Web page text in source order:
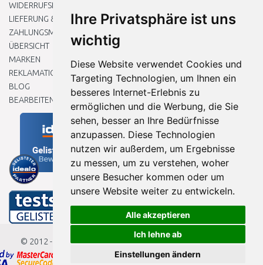
Ihre Privatsphäre ist uns
wichtig
Diese Website verwendet Cookies und
Targeting Technologien, um Ihnen ein
besseres Internet-Erlebnis zu
ermöglichen und die Werbung, die Sie
sehen, besser an Ihre Bedürfnisse
anzupassen. Diese Technologien
nutzen wir außerdem, um Ergebnisse
zu messen, um zu verstehen, woher
unsere Besucher kommen oder um
unsere Website weiter zu entwickeln.
Alle akzeptieren
Ich lehne ab
Einstellungen ändern
WIDERRUFSRECHT
LIEFERUNG & ZAHLUNG
ZAHLUNGSMETHODEN
ÜBERSICHT
MARKEN
REKLAMATIONEN UND RETOUREN
BLOG
BEARBEITEN SIE MEINE COOKIE-EINSTELLUNGEN
© 2012 - 2026Baumarkteu.de